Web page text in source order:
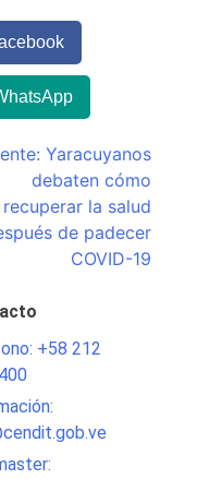
Yaracuyanos
debaten cómo
recuperar la salud
de padecer
COVID-19
+58 212